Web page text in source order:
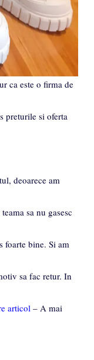
ca este o firma de
preturile si oferta
deoarece am
sa nu gasesc
foarte bine. Si am
sa fac retur. In
articol – A mai